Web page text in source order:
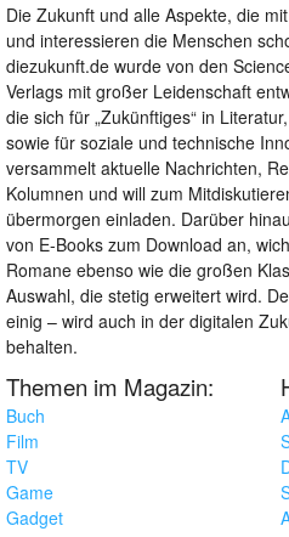
Die Zukunft und alle Aspekte, die
und interessieren die Menschen
diezukunft.de wurde von den
Verlags mit großer Leidenschaft
die sich für „Zukünftiges“ in
sowie für soziale und technische
versammelt aktuelle Nachrichten,
Kolumnen und will zum
übermorgen einladen. Darüber
von E-Books zum Download an,
Romane ebenso wie die großen
Auswahl, die stetig erweitert wird.
einig – wird auch in der digitalen
behalten.
Themen im Magazin:
Buch
Film
TV
Game
Gadget